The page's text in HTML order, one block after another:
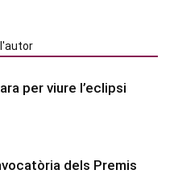
per viure l’eclipsi
dels Premis